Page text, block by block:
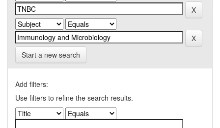
Start a new search
Add filters:
Use filters to refine the search results.